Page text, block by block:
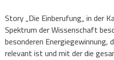
Story „Die Einberufung„ in der
Spektrum der Wissenschaft
besonderen
relevant ist und mit der die